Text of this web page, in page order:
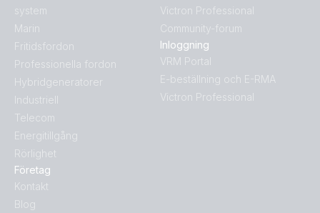
system
Marin
Fritidsfordon
Professionella fordon
Hybridgeneratorer
Industriell
Telecom
Energitillgång
Rörlighet
Företag
Kontakt
Blog
Victron Professional
Community-forum
Inloggning
VRM Portal
E-beställning och E-RMA
Victron Professional